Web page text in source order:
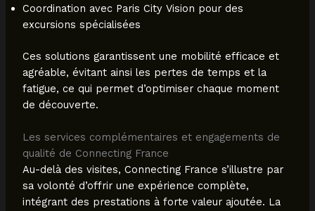
Coordination avec Paris City Vision pour des
excursions spécialisées
Ces solutions garantissent une mobilité efficace et
agréable, évitant ainsi les pertes de temps et la
fatigue, ce qui permet d’optimiser chaque moment
de découverte.
Les services complémentaires et engagements de
qualité de Connecting France
Au-delà des visites, Connecting France s’illustre par
sa volonté d’offrir une expérience complète,
intégrant des prestations à forte valeur ajoutée. La